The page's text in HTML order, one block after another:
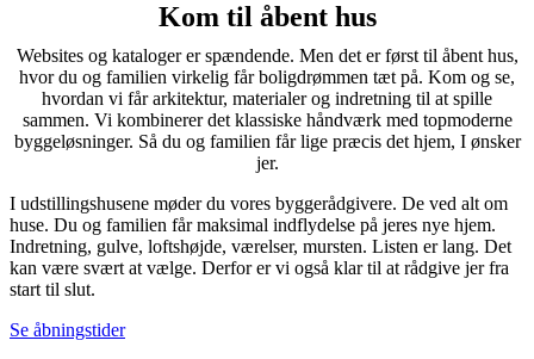
Kom til åbent hus
Websites og kataloger er spændende. Men det er først til åbent hus,
hvor du og familien virkelig får boligdrømmen tæt på. Kom og se,
hvordan vi får arkitektur, materialer og indretning til at spille
sammen. Vi kombinerer det klassiske håndværk med topmoderne
byggeløsninger. Så du og familien får lige præcis det hjem, I ønsker
jer.
I udstillingshusene møder du vores byggerådgivere. De ved alt om
huse. Du og familien får maksimal indflydelse på jeres nye hjem.
Indretning, gulve, loftshøjde, værelser, mursten. Listen er lang. Det
kan være svært at vælge. Derfor er vi også klar til at rådgive jer fra
start til slut.
Se åbningstider